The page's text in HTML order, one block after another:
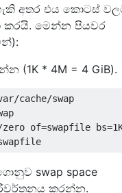
අතර එය කොටස්
කරයි. මෙන්න පියවර
(1K * 4M = 4 GiB).
cache/swap
of=swapfile bs=1K
swap space
කරන්න.